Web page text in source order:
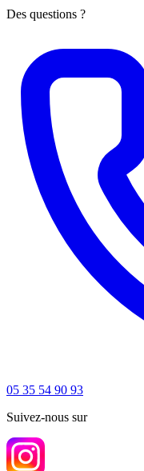
Des questions ?
05 35 54 90 93
Suivez-nous sur